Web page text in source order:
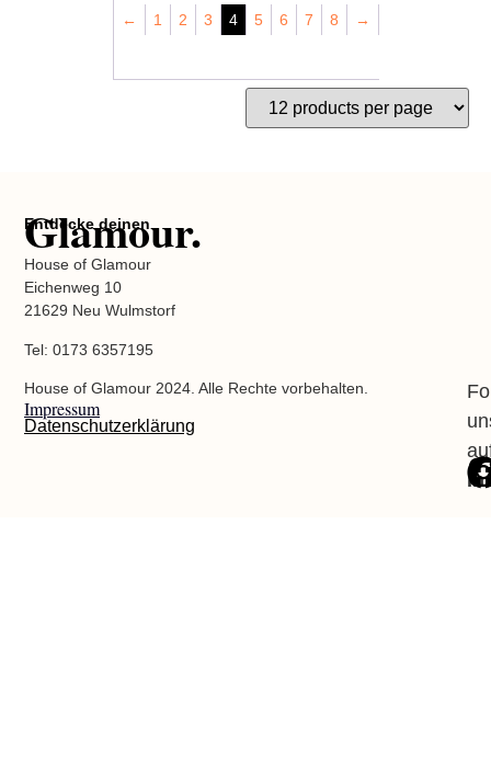
← 1 2 3 4 5 6 7 8 →
Entdecke deinen
Glamour.
House of Glamour
Eichenweg 10
21629 Neu Wulmstorf
Tel: 0173 6357195
House of Glamour 2024. Alle Rechte vorbehalten.
Impressum
Datenschutzerklärung